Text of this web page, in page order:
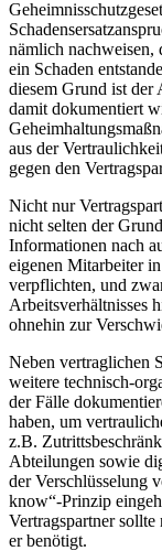
nämlich nachweisen,
ein Schaden
diesem Grund ist der
damit dokumentiert
aus der
gegen den
Nicht nur
nicht selten der
Informationen nach
eigenen Mitarbeiter
verpflichten, und
Arbeitsverhältnisses
ohnehin zur
Neben vertraglichen
weitere technisch-
der Fälle
haben, um
z.B.
Abteilungen sowie
der Verschlüsselung
know“-Prinzip
Vertragspartner
er benötigt.